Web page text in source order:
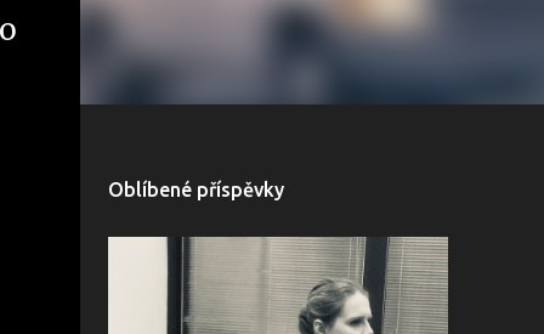
Oblíbené příspěvky